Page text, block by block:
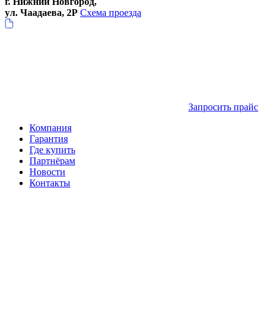
ул. Чаадаева, 2Р Схема проезда
Запросить прайс
Компания
Гарантия
Где купить
Партнёрам
Новости
Контакты